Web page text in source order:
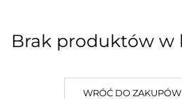
Brak produktów w
WRÓĆ DO ZAKUPÓW
od brunatnej
brunatną plamistość liści
zlewają się, prowadząc do ich
do gnicia rośliny.